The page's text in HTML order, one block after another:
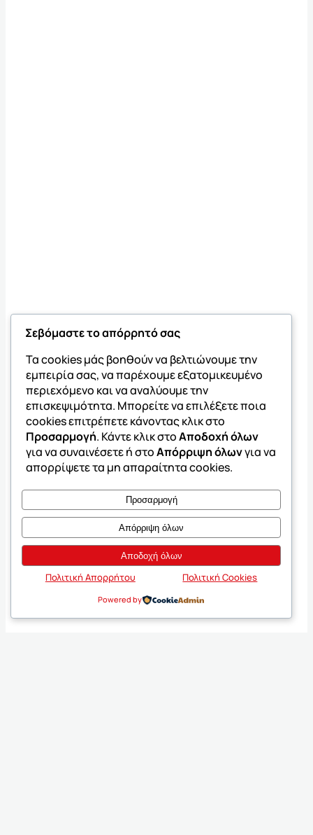
Σεβόμαστε το απόρρητό σας
Τα cookies μάς βοηθούν να βελτιώνουμε την
εμπειρία σας, να παρέχουμε εξατομικευμένο
περιεχόμενο και να αναλύουμε την
επισκεψιμότητα. Μπορείτε να επιλέξετε ποια
cookies επιτρέπετε κάνοντας κλικ στο
Προσαρμογή. Κάντε κλικ στοΑποδοχή όλων
για να συναινέσετε ή στοΑπόρριψη όλωνγια να
απορρίψετε τα μη απαραίτητα cookies.
Προσαρμογή
Απόρριψη όλων
Αποδοχή όλων
Πολιτική Απορρήτου Πολιτική Cookies
Powered by